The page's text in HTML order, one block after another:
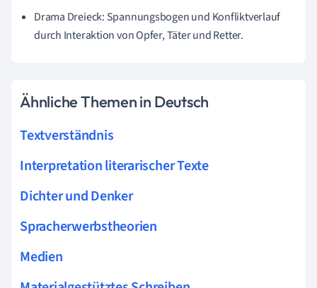
Drama Dreieck: Spannungsbogen und Konfliktverlauf
durch Interaktion von Opfer, Täter und Retter.
Ähnliche Themen in Deutsch
Textverständnis
Interpretation literarischer Texte
Dichter und Denker
Spracherwerbstheorien
Medien